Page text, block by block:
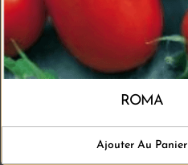
ROMA
Ajouter Au Panier